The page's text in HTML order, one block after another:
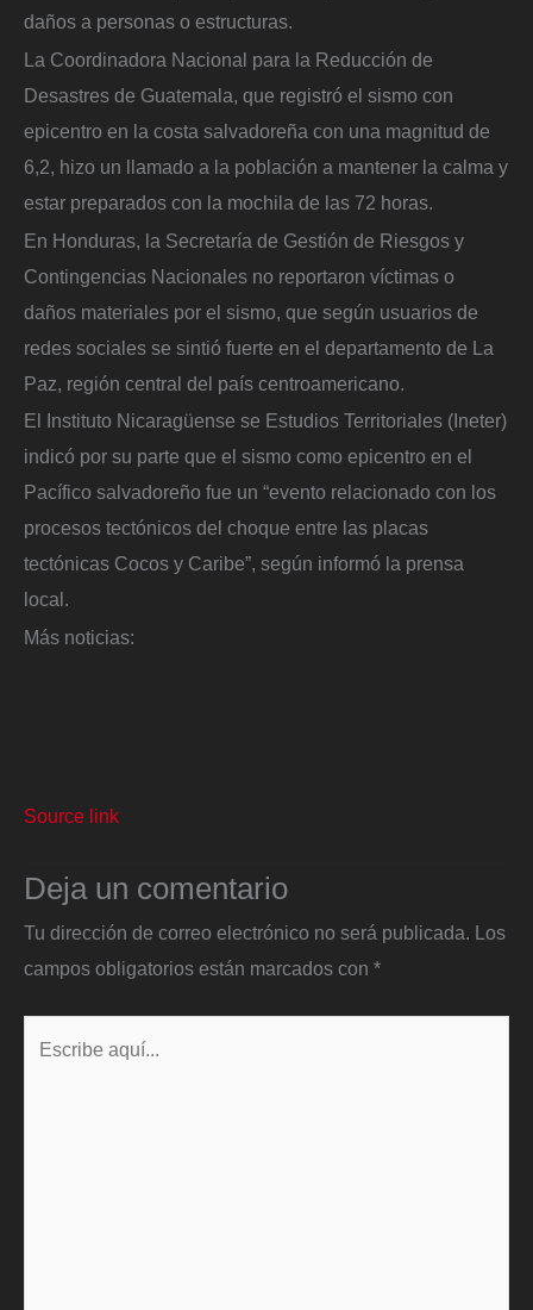
daños a personas o estructuras.
La Coordinadora Nacional para la Reducción de
Desastres de Guatemala, que registró el sismo con
epicentro en la costa salvadoreña con una magnitud de
6,2, hizo un llamado a la población a mantener la calma y
estar preparados con la mochila de las 72 horas.
En Honduras, la Secretaría de Gestión de Riesgos y
Contingencias Nacionales no reportaron víctimas o
daños materiales por el sismo, que según usuarios de
redes sociales se sintió fuerte en el departamento de La
Paz, región central del país centroamericano.
El Instituto Nicaragüense se Estudios Territoriales (Ineter)
indicó por su parte que el sismo como epicentro en el
Pacífico salvadoreño fue un “evento relacionado con los
procesos tectónicos del choque entre las placas
tectónicas Cocos y Caribe”, según informó la prensa
local.
Más noticias:
Source link
Deja un comentario
Tu dirección de correo electrónico no será publicada.
Los
campos obligatorios están marcados con *